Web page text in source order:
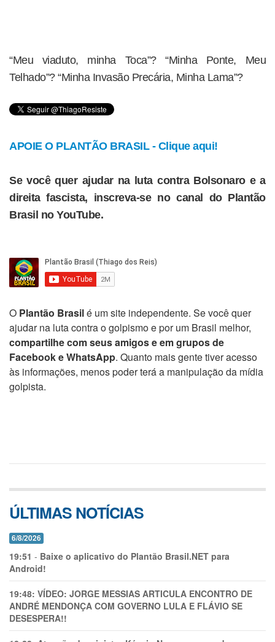
“Meu viaduto, minha Toca”? “Minha Ponte, Meu
Telhado”? “Minha Invasão Precária, Minha Lama”?
APOIE O PLANTÃO BRASIL - Clique aqui!
Se você quer ajudar na luta contra Bolsonaro e a
direita fascista, inscreva-se no canal do Plantão
Brasil no YouTube.
O Plantão Brasilé um site independente. Se você quer
ajudar na luta contra o golpismo e por um Brasil melhor,
compartilhe com seus amigos e em grupos de
Facebook e WhatsApp. Quanto mais gente tiver acesso
às informações, menos poder terá a manipulação da mídia
golpista.
ÚLTIMAS NOTÍCIAS
6/8/2026
19:51 - Baixe o aplicativo do Plantão Brasil.NET para
Android!
19:48: VÍDEO: JORGE MESSIAS ARTICULA ENCONTRO DE
ANDRÉ MENDONÇA COM GOVERNO LULA E FLÁVIO SE
DESESPERA!!